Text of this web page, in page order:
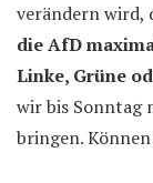
verändern wird,
die AfD
Linke, Grüne
wir bis Sonntag
bringen.